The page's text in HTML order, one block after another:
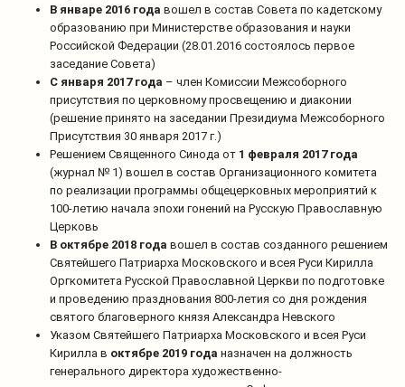
В январе 2016 года вошел в состав Совета по кадетскому
образованию при Министерстве образования и науки
Российской Федерации (28.01.2016 состоялось первое
заседание Совета)
С января 2017 года – член Комиссии Межсоборного
присутствия по церковному просвещению и диаконии
(решение принято на заседании Президиума Межсоборного
Присутствия 30 января 2017 г.)
Решением Священного Синода от 1 февраля 2017 года
(журнал № 1) вошел в состав Организационного комитета
по реализации программы общецерковных мероприятий к
100-летию начала эпохи гонений на Русскую Православную
Церковь
В октябре 2018 года вошел в состав созданного решением
Святейшего Патриарха Московского и всея Руси Кирилла
Оргкомитета Русской Православной Церкви по подготовке
и проведению празднования 800-летия со дня рождения
святого благоверного князя Александра Невского
Указом Святейшего Патриарха Московского и всея Руси
Кирилла в октябре 2019 года назначен на должность
генерального директора художественно-